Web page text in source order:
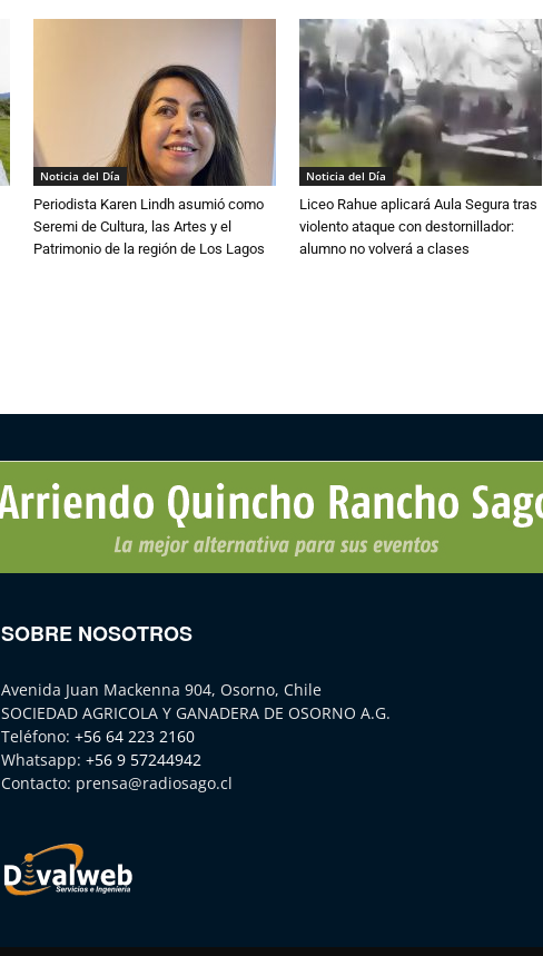
Noticia del Día
Periodista Karen Lindh asumió como
Seremi de Cultura, las Artes y el
Patrimonio de la región de Los Lagos
Noticia del Día
Liceo Rahue aplicará Aula Segura tras
violento ataque con destornillador:
alumno no volverá a clases
SOBRE NOSOTROS
Avenida Juan Mackenna 904, Osorno, Chile
SOCIEDAD AGRICOLA Y GANADERA DE OSORNO A.G.
Teléfono: +56 64 223 2160
Whatsapp: +56 9 57244942
Contacto: prensa@radiosago.cl